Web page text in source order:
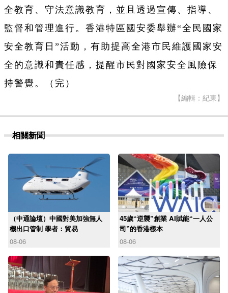
全教育、守法意識教育，並且透過宣傳、指導、
監督和管理進行。香港特區國安委舉辦“全民國家
安全教育日”活動，有助提高全港市民維護國家安
全的意識和責任感，提醒市民對國家安全風險保
持警覺。（完）
【編輯：紀東】
相關新聞
（中通論壇）中國對美加強無人
機出口管制 學者：貿易
08-06
45歲“逆襲”創業 AI賦能“一人公
司”的香港樣本
08-06